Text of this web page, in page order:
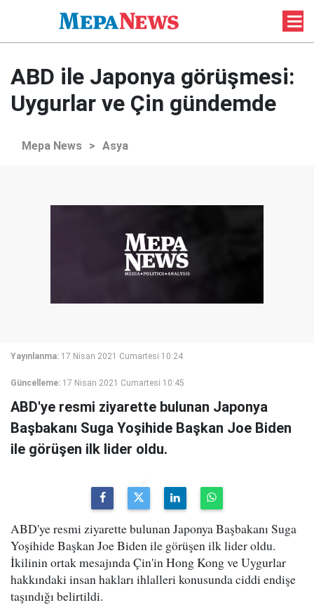
ABD ile Japonya görüşmesi:
Uygurlar ve Çin gündemde
Mepa News > Asya
Yayınlanma: 17 Nisan 2021 Cumartesi 10:24
Güncelleme: 17 Nisan 2021 Cumartesi 10:45
ABD'ye resmi ziyarette bulunan Japonya
Başbakanı Suga Yoşihide Başkan Joe Biden
ile görüşen ilk lider oldu.
ABD'ye resmi ziyarette bulunan Japonya Başbakanı Suga
Yoşihide Başkan Joe Biden ile görüşen ilk lider oldu.
İkilinin ortak mesajında Çin'in Hong Kong ve Uygurlar
hakkındaki insan hakları ihlalleri konusunda ciddi endişe
taşındığı belirtildi.